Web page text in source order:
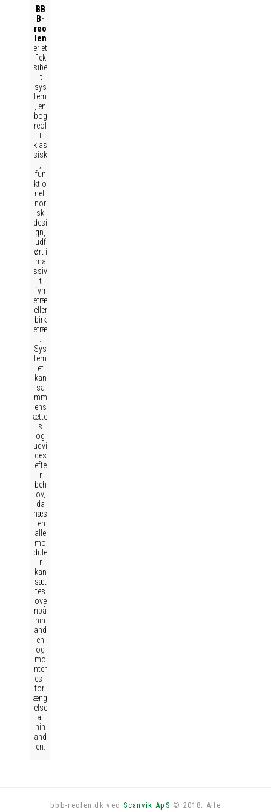
BB
B-
reo
len
er et
flek
sibe
lt
sys
tem
, en
bog
reol
i
klas
sisk
,
fun
ktio
nelt
nor
sk
desi
gn,
udf
ørt i
ma
ssiv
t
fyrr
etræ
eller
birk
etræ
.
Sys
tem
et
kan
sa
mm
ens
ætte
s
og
udvi
des
efte
r
beh
ov,
da
næs
ten
alle
mo
dule
r
kan
sæt
tes
ove
npå
hin
and
en
og
mo
nter
es i
forl
æng
else
af
hin
and
en.
bbb-reolen.dk ved Scanvik ApS © 2018. Alle